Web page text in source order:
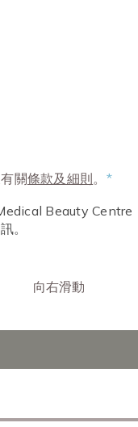
關條款及細則。 *
Beauty Centre
。
向右滑動